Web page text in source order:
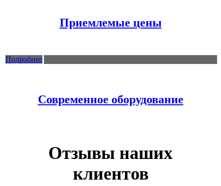
Приемлемые цены
Подробнее
Современное оборудование
Отзывы наших
клиентов